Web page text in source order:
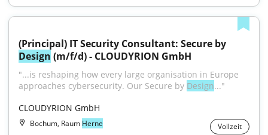
Design (m/f/d) - CLOUDYRION GmbH
"...is reshaping how every large organisation in Europe
approaches cybersecurity. Our Secure by Design..."
CLOUDYRION GmbH
Bochum, Raum Herne Vollzeit